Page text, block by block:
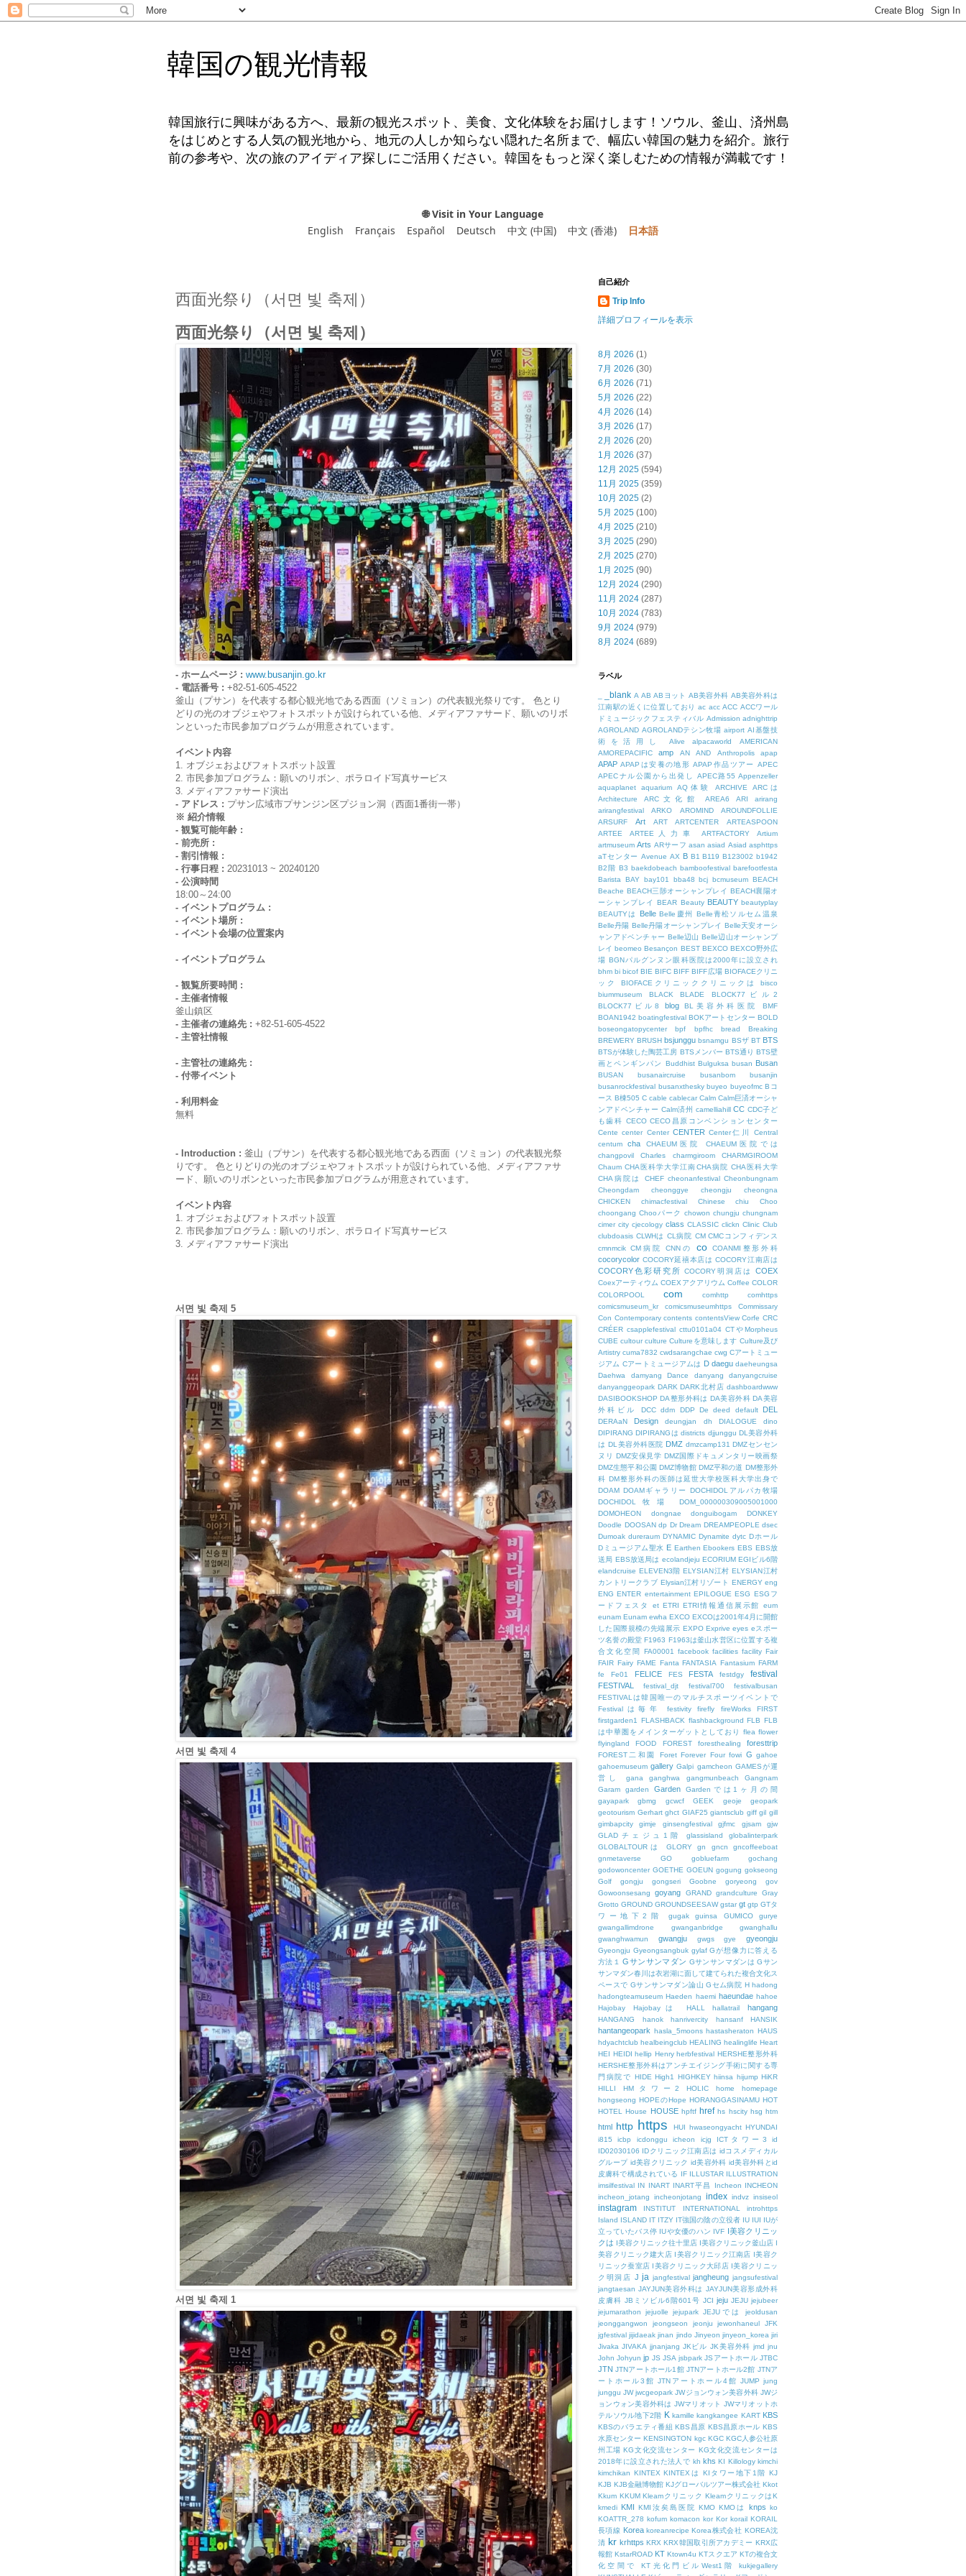
韓国の観光情報
韓国旅行に興味がある方へ、最新の観光スポット、美食、文化体験をお届けします！ソウル、釜山、済州島
をはじめとする人気の観光地から、地元の人しか知らない隠れた名所まで、幅広い韓国の魅力を紹介。旅行
前の参考や、次の旅のアイディア探しにご活用ください。韓国をもっと深く楽しむための情報が満載です！
🌐 Visit in Your Language
English
Français Español Deutsch 中文 (中国) 中文 (香港) 日本語
西面光祭り（서면 빛 축제）
西面光祭り（서면 빛 축제）
- ホームページ : www.busanjin.go.kr
- 電話番号 : +82-51-605-4522
釜山（プサン）を代表する都心観光地である西面（ソミョン）の代表観光祭りです。 色とり
どりの光のオブジェやフォトスポットが設けられている他、メディアファサード、願いのリボ
ンといった市民参加プログラムが用意されています。
イベント内容
1. オブジェおよびフォトスポット設置
2. 市民参加プログラム：願いのリボン、ポラロイド写真サービス
3. メディアファサード演出
- アドレス : プサン広域市プサンジン区プジョン洞（西面1番街一帯）
※ 紹介情報
- 観覧可能年齢 :
- 前売所 :
- 割引情報 :
- 行事日程 : 20231013 ~ 20240120
- 公演時間
18:00～24:00
- イベントプログラム :
- イベント場所 :
- イベント会場の位置案内
- イベントプログラム
- 観覧所要時間 :
- 主催者情報
釜山鎮区
- 主催者の連絡先 : +82-51-605-4522
- 主管社情報
- 主管社の連絡先 :
- 付帯イベント
- 利用料金
無料
- Introduction : 釜山（プサン）を代表する都心観光地である西面（ソミョン）の代表観光祭
りです。 色とりどりの光のオブジェやフォトスポットが設けられている他、メディアファサ
ード、願いのリボンといった市民参加プログラムが用意されています。
イベント内容
1. オブジェおよびフォトスポット設置
2. 市民参加プログラム：願いのリボン、ポラロイド写真サービス
3. メディアファサード演出
서면 빛 축제 5
서면 빛 축제 4
서면 빛 축제 1
自己紹介
Trip Info
詳細プロフィールを表示
8月 2026 (1)
7月 2026 (30)
6月 2026 (71)
5月 2026 (22)
4月 2026 (14)
3月 2026 (17)
2月 2026 (20)
1月 2026 (37)
12月 2025 (594)
11月 2025 (359)
10月 2025 (2)
5月 2025 (100)
4月 2025 (210)
3月 2025 (290)
2月 2025 (270)
1月 2025 (90)
12月 2024 (290)
11月 2024 (287)
10月 2024 (783)
9月 2024 (979)
8月 2024 (689)
ラベル
_blank A AB ABヨット AB美容外科 AB美容外科は
江南駅の近くに位置しており ac acc ACC ACCワール
ドミュージックフェスティバル Admission adnighttrip
AGROLAND AGROLANDテシン牧場 airport AI基盤技
術を活用し
Alive alpacaworld
AMERICAN
AMOREPACIFIC
amp AN AND Anthropolis apap
APAP APAPは安養の地形 APAP作品ツアー
APEC
APECナル公園から出発し
APEC路55 Appenzeller
aquaplanet
aquarium AQ体験 ARCHIVE
ARCは
Architecture
ARC文化館 AREA6 ARI
arirang
arirangfestival
ARKO AROMIND
AROUNDFOLLIE
ARSURF
Art ART ARTCENTER
ARTEASPOON
ARTEE
ARTEE人力車 ARTFACTORY
Artium
artmuseum Arts ARサーフ asan asiad Asiad asphttps
aTセンター Avenue AX B B1 B119 B123002 b1942
B2階 B3 baekdobeach bamboofestival barefootfesta
Barista
BAY bay101 bba48 bcj bcmuseum BEACH
Beache BEACH三陟オーシャンプレイ BEACH襄陽オ
ーシャンプレイ
BEAR Beauty BEAUTY beautyplay
BEAUTYは
Belle Belle慶州
Belle青松ソルセム温泉
Belle丹陽 Belle丹陽オーシャンプレイ Belle天安オーシ
ャンアドベンチャー Belle辺山 Belle辺山オーシャンプ
レイ beomeo Besançon BEST BEXCO BEXCO野外広
場 BGNパルグンヌン眼科医院は2000年に設立され
bhm bi bicof BIE BIFC BIFF BIFF広場 BIOFACEクリニ
ック
BIOFACEクリニッククリニックは
bisco
biummuseum
BLACK BLADE
BLOCK77ビル2
BLOCK77ビル8
blog BL美容外科医院
BMF
BOAN1942 boatingfestival BOKアートセンター BOLD
boseongatopycenter
bpf bpfhc bread
Breaking
BREWERY BRUSH bsjunggu bsnamgu BSザ BT BTS
BTSが体験した陶芸工房 BTSメンバー BTS通り BTS壁
画とペンギンパン
Buddhist Bulguksa busan Busan
BUSAN busanaircruise busanbom
busanjin
busanrockfestival busanxthesky buyeo buyeofmc Bコ
ース B棟505 C cable cablecar Calm Calm巨済オーシャ
ンアドベンチャー Calm済州 camelliahill CC CDC子ど
も歯科 CECO CECO昌原コンベンションセンター
Cente center Center CENTER Center仁川
Central
centum
cha CHAEUM医院
CHAEUM医院では
changpovil
Charles charmgiroom
CHARMGIROOM
Chaum CHA医科学大学江南CHA病院 CHA医科大学
CHA病院は
CHEF cheonanfestival Cheonbungnam
Cheongdam
cheonggye cheongju
cheongna
CHICKEN
chimacfestival Chinese chiu
Choo
choongang Chooパーク chowon chungju chungnam
cimer city cjecology class CLASSIC clickn Clinic Club
clubdoasis CLWHは CL病院 CM CMCコンフィデンス
cmnmcik CM病院 CNNの co COANMI整形外科
cocorycolor COCORY延禧本店は COCORY江南店は
COCORY色彩研究所 COCORY明洞店は COEX
Coexアーティウム COEXアクアリウム Coffee COLOR
COLORPOOL
com comhttp
comhttps
comicsmuseum_kr
comicsmuseumhttps
Commissary
Con Contemporary contents contentsView Corfe CRC
CRÉER csapplefestival cttu0101a04 CTやMorpheus
CUBE cultour culture Cultureを意味します Culture及び
Artistry cuma7832 cwdsarangchae cwg Cアートミュー
ジアム Cアートミュージアムは D daegu daeheungsa
Daehwa
damyang Dance danyang
danyangcruise
danyanggeopark DARK DARK北村店 dashboardwww
DASIBOOKSHOP DA整形外科は DA美容外科 DA美容
外科ビル
DCC ddm DDP De deed default DEL
DERAaN Design deungjan dh DIALOGUE
dino
DIPIRANG DIPIRANGは districts djjunggu DL美容外科
は DL美容外科医院 DMZ dmzcamp131 DMZセンセン
ヌリ DMZ安保見学 DMZ国際ドキュメンタリー映画祭
DMZ生態平和公園 DMZ博物館 DMZ平和の道 DM整形外
科 DM整形外科の医師は延世大学校医科大学出身で
DOAM DOAMギャラリー
DOCHIDOLアルパカ牧場
DOCHIDOL牧場
DOM_000000309005001000
DOMOHEON
dongnae donguibogam
DONKEY
Doodle DOOSAN dp Dr Dream DREAMPEOPLE dsec
Dumoak dureraum DYNAMIC Dynamite dytc Dホール
Dミュージアム聖水 E Earthen Ebookers EBS EBS放
送局 EBS放送局は ecolandjeju ECORIUM EGIビル6階
elandcruise ELEVEN3階 ELYSIAN江村 ELYSIAN江村
カントリークラブ Elysian江村リゾート ENERGY eng
ENG ENTER entertainment EPILOGUE ESG ESGフ
ードフェスタ
et ETRI ETRI情報通信展示館
eum
eunam Eunam ewha EXCO EXCOは2001年4月に開館
した国際規模の先端展示 EXPO Exprive eyes eスポー
ツ名誉の殿堂 F1963 F1963は釜山水営区に位置する複
合文化空間
FA00001 facebook facilities facility Fair
FAIR Fairy FAME Fanta FANTASIA Fantasium FARM
fe
Fe01 FELICE FES FESTA festdgy festival
FESTIVAL festival_djt festival700
festivalbusan
FESTIVALは韓国唯一のマルチスポーツイベントで
Festivalは毎年
festivity firefly fireWorks
FIRST
firstgarden1
FLASHBACK flashbackground FLB FLB
は中華圏をメインターゲットとしており
flea flower
flyingland
FOOD FOREST foresthealing foresttrip
FOREST二和園 Foret Forever Four fowi G gahoe
gahoemuseum gallery Galpi gamcheon GAMESが運
営し
gana ganghwa gangmunbeach
Gangnam
Garam
garden Garden
Gardenでは1ヶ月の間
gayapark
gbmg gcwcf GEEK geoje
geopark
geotourism Gerhart ghct GIAF25 giantsclub giff gil gill
gimbapcity
gimje ginsengfestival gjfmc gjsam
gjw
GLADチェジュ1階
glassisland
globalinterpark
GLOBALTOURは
GLORY gn gncn
gncoffeeboat
gnmetaverse
GO gobluefarm
gochang
godowoncenter GOETHE GOEUN gogung gokseong
Golf
gongju gongseri Goobne goryeong
gov
Gowoonsesang
goyang GRAND grandculture
Gray
Grotto GROUND GROUNDSEESAW gstar gt gtp GTタ
ワー地下2階
gugak guinsa GUMICO
gurye
gwangallimdrone
gwanganbridge
gwanghallu
gwanghwamun
gwangju gwgs gye gyeongju
Gyeongju Gyeongsangbuk gylaf Gが想像力に答える
方法１
Gサンサンマダン Gサンサンマダンは Gサン
サンマダン春川は衣岩湖に面して建てられた複合文化ス
ペースで Gサンサンマダン論山 Gセム病院 H hadong
hadongteamuseum Haeden haemi haeundae hahoe
Hajobay
Hajobayは HALL hallatrail hangang
HANGANG hanok hanrivercity hansanf HANSIK
hantangeopark hasla_5moons hastasheraton HAUS
hdyachtclub healbeingclub HEALING healinglife Heart
HEI HEIDI hellip Henry herbfestival HERSHE整形外科
HERSHE整形外科はアンチエイジング手術に関する専
門病院で HIDE High1 HIGHKEY hiinsa hijump HiKR
HILLI
HMタワー2 HOLIC home
homepage
hongseong HOPEのHope HORANGGASINAMU HOT
HOTEL
House HOUSE hpftf href hs hscity hsg htm
html http https HUI hwaseongyacht HYUNDAI
i815
icbp icdonggu icheon icjg ICTタワー3
id
ID02030106 IDクリニック江南店は idコスメディカル
グループ id美容クリニック id美容外科 id美容外科とid
皮膚科で構成されている IF ILLUSTAR ILLUSTRATION
imsilfestival IN INART INART平昌 Incheon INCHEON
incheon_jotang
incheonjotang index indvz insiseol
instagram INSTITUT INTERNATIONAL
introhttps
Island ISLAND IT ITZY IT強国の陰の立役者 IU IUI IUが
立っていたバス停 IUや女優のハン IVF I美容クリニッ
クは I美容クリニック往十里店 I美容クリニック釜山店 I
美容クリニック建大店 I美容クリニック江南店 I美容ク
リニック蚕室店 I美容クリニック大邱店 I美容クリニッ
ク明洞店 J ja jangfestival jangheung jangsufestival
jangtaesan JAYJUN美容外科は JAYJUN美容形成外科
皮膚科 JBミソビル6階601号 JCI jeju JEJU jejubeer
jejumarathon
jejuolle jejupark JEJUでは
jeoldusan
jeonggangwon
jeongseon jeonju jewonhaneul
JFK
jgfestival jijidaeak jinan jindo Jinyeon jinyeon_korea jiri
Jivaka JIVAKA jjnanjang JKビル JK美容外科 jmd jnu
John Johyun jp JS JSA jsbpark JSアートホール JTBC
JTN JTNアートホール1館 JTNアートホール2館 JTNア
ートホール3館 JTNアートホール4館 JUMP jung
junggu JW jwcgeopark JWジョンウォン美容外科 JWジ
ョンウォン美容外科は JWマリオット JWマリオットホ
テルソウル地下2階 K kamille kangkangee KART KBS
KBSのバラエティ番組 KBS昌原 KBS昌原ホール KBS
水原センター KENSINGTON kgc KGC KGC人参公社原
州工場 KG文化交流センター KG文化交流センターは
2018年に設立された法人で kh khs KI Killology kimchi
kimchikan KINTEX KINTEXは KIタワー地下1階 KJ
KJB KJB金融博物館 KJグローバルツアー株式会社 Kkot
Kkum KKUM Kleamクリニック KleamクリニックはK
kmedi KMI KMI汝矣島医院 KMO KMOは knps ko
KOATTR_278 kofum komacon kor Kor korail KORAIL
長項線 Korea koreanrecipe Korea株式会社 KOREA沈
清 kr krhttps KRX KRX韓国取引所アカデミー KRX広
報館 KstarROAD KT Ktown4u KTスクエア KTの複合文
化空間で
KT光化門ビルWest1階
kukjegallery